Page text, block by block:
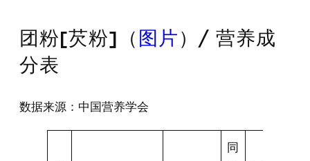
团粉[芡粉]（ 图片 ）/ 营养成
分表
数据来源：中国营养学会
同